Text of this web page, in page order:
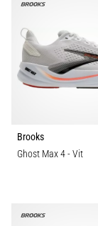
Brooks
Ghost Max 4- Vit